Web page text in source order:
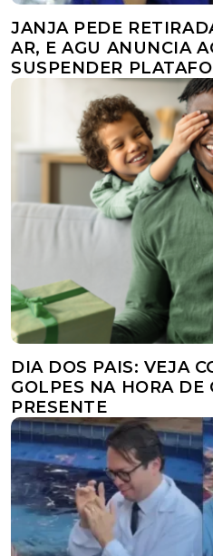
JANJA PEDE
AR, E AGU ANUNCIA
SUSPENDER
DIA DOS PAIS: VEJA
GOLPES NA HORA DE
PRESENTE